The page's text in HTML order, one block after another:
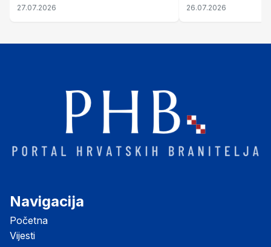
su vojarnu i obučni centar "Nikola
27.07.2026
pronalaze mir
26.07.2026
Navigacija
Početna
Vijesti